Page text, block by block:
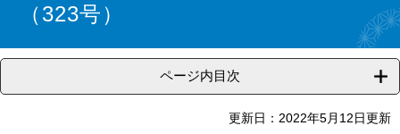
（323号）
ページ内目次
更新日：2022年5月12日更新